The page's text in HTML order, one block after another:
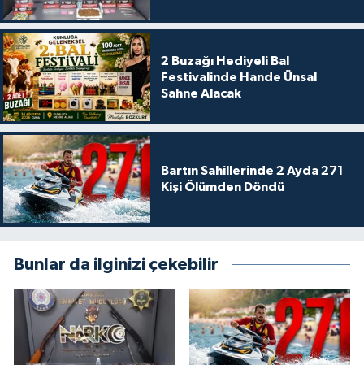
2 Buzağı Hediyeli Bal
Festivalinde Hande Ünsal
Sahne Alacak
Bartın Sahillerinde 2 Ayda 271
Kişi Ölümden Döndü
Bunlar da ilginizi çekebilir